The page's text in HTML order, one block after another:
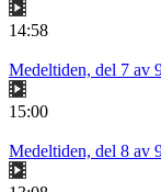
14:58
Medeltiden, del 7 av
15:00
Medeltiden, del 8 av